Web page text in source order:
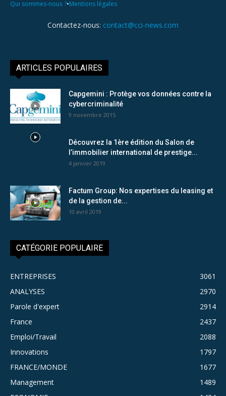
Qui sommes-nous ?•Mentions légales
Contactez-nous: contact@cci-news.com
ARTICLES POPULAIRES
Capgemini : Protège vos données contre la
cybercriminalité
9 novembre 2015
Découvrez la 1ère édition du Salon de
l’immobilier international de prestige...
4 janvier 2019
Factum Group: Nos expertises du leasing et
de la gestion de...
10 avril 2019
CATÉGORIE POPULAIRE
ENTREPRISES
3061
ANALYSES
2970
Parole d'expert
2914
France
2437
Emploi/Travail
2088
Innovations
1797
FRANCE/MONDE
1677
Management
1489